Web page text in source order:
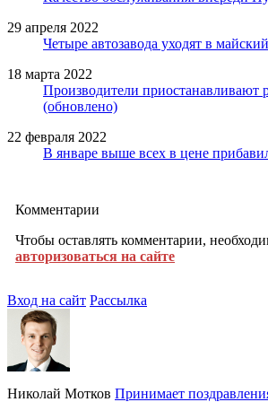
29 апреля 2022
Четыре автозавода уходят в
18 марта 2022
Производители приостанавливают
(обновлено)
22 февраля 2022
В январе выше всех в цене
Комментарии
Чтобы оставлять комментарии,
авторизоваться на сайте
Вход на сайт Рассылка
Николай Мотков Принимает